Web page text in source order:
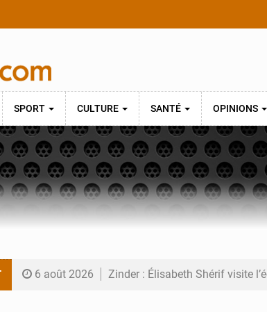
SPORT CULTURE SANTÉ OPINIONS
6 août 2026 Zinder : Élisabeth Shérif visite